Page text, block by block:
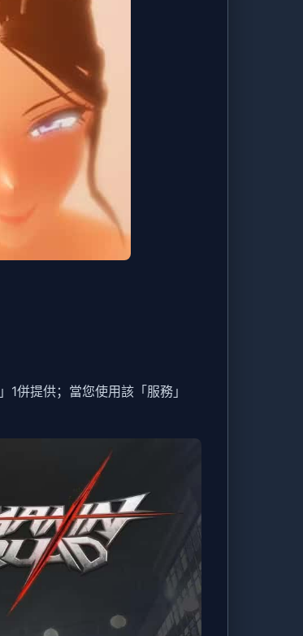
併提供；當您使用該「服務」